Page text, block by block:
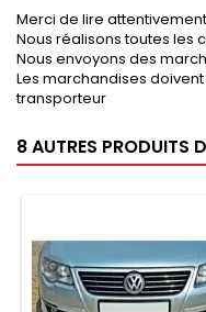
Merci de lire
Nous réalisons toutes les
Nous envoyons des
Les marchandises
transporteur
8 AUTRES PRODUITS